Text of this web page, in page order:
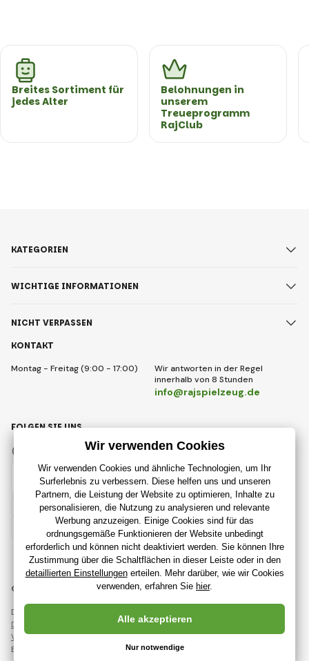
Breites Sortiment für
jedes Alter
Belohnungen in
unserem
Treueprogramm
RajClub
KONTAKT
Montag - Freitag (9:00 - 17:00)
Wir antworten in der Regel
innerhalb von 8 Stunden
info@rajspielzeug.de
KATEGORIEN
WICHTIGE INFORMATIONEN
NICHT VERPASSEN
Deutsch
FOLGEN SIE UNS
Instagram
© 2018 - 2026 RajSpielzeug.de, Alle Rechte vorbehalten
Diese Seite ist durch reCAPTCHA geschützt und es gelten
DatenschutzbestimmungenUnternehmen Google und deren
Vertragsbedingungen.
Erstellung leistungsstarker Online-Shops ab